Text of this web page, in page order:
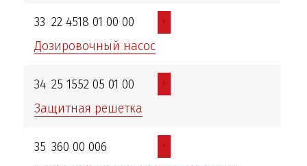
33 22 4518 01 00 00
+
Дозировочный насос
34 25 1552 05 01 00
+
Защитная решетка
35 360 00 006
+